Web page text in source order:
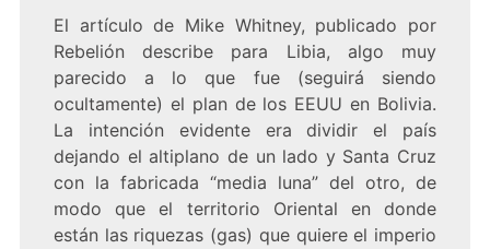
El artículo de Mike Whitney, publicado por
Rebelión describe para Libia, algo muy
parecido a lo que fue (seguirá siendo
ocultamente) el plan de los EEUU en Bolivia.
La intención evidente era dividir el país
dejando el altiplano de un lado y Santa Cruz
con la fabricada “media luna” del otro, de
modo que el territorio Oriental en donde
están las riquezas (gas) que quiere el imperio